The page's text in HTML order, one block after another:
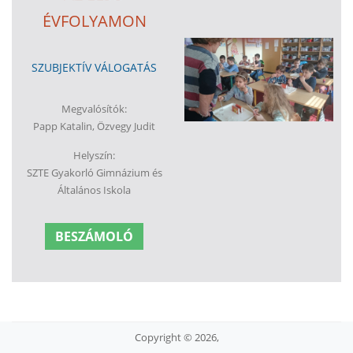
ÉVFOLYAMON
SZUBJEKTÍV VÁLOGATÁS
Megvalósítók:
Papp Katalin, Özvegy Judit
Helyszín:
SZTE Gyakorló Gimnázium és
Általános Iskola
BESZÁMOLÓ
Copyright © 2026,